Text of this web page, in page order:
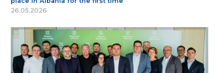
26.05.2026